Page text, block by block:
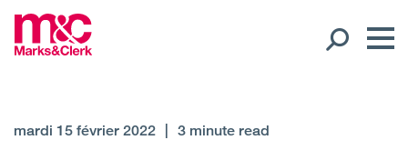
mardi 15 février 2022 3 minute read